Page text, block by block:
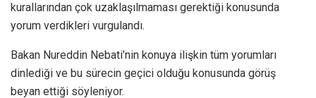
kurallarından çok uzaklaşılmaması gerektiği konusunda
yorum verdikleri vurgulandı.
Bakan Nureddin Nebati’nin konuya ilişkin tüm yorumları
dinlediği ve bu sürecin geçici olduğu konusunda görüş
beyan ettiği söyleniyor.